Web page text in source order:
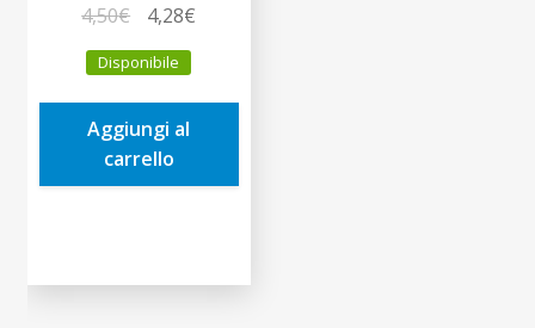
4,50€
prezzo
originale
era:
4,50€.
4,28€
è:
Disponibile
Aggiungi al
carrello